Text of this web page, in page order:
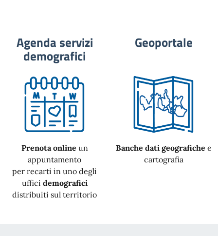
Agenda servizi
demografici
Prenota online un
appuntamento
per recarti in uno degli
uffici demografici
distribuiti sul territorio
Geoportale
Banche dati geografiche e
cartografia